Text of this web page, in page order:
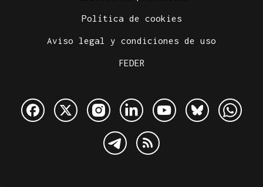
Política de cookies
Aviso legal y condiciones de uso
FEDER